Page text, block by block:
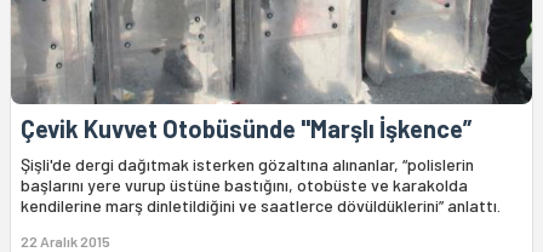
Çevik Kuvvet Otobüsünde "Marşlı İşkence”
Şişli'de dergi dağıtmak isterken gözaltına alınanlar, “polislerin
başlarını yere vurup üstüne bastığını, otobüste ve karakolda
kendilerine marş dinletildiğini ve saatlerce dövüldüklerini” anlattı.
22 Aralık 2015